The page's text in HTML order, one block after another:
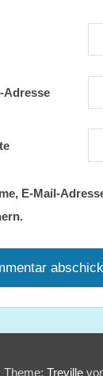
Adresse
E-Mail-
Theme: Treville